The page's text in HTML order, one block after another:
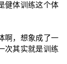
健体训练这个体
啊，想象成了一
次其实就是训练